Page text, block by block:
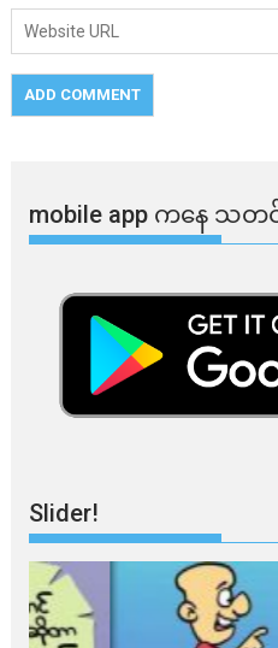
mobile app ​​ကနေ ​​သတင်
Slider!